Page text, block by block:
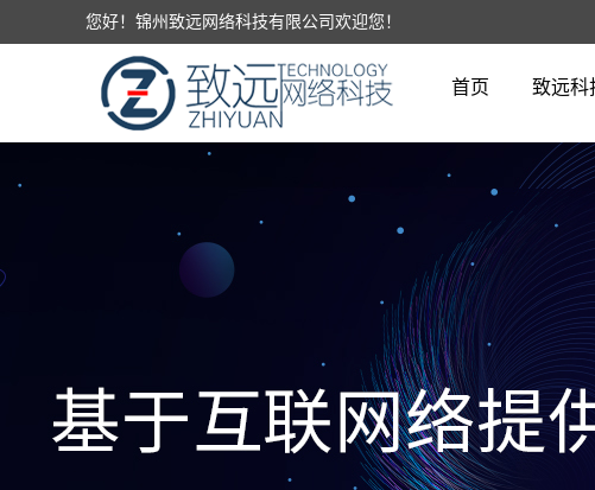
您好！锦州致远网络科技有限公司欢迎您！
首页 致远科
公司简
营业执